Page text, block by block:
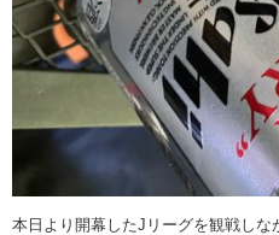
本日より開幕したJリーグを観戦しな